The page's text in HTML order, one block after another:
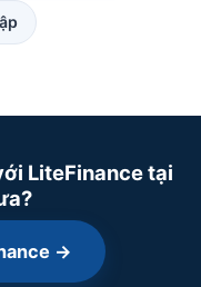
LiteFinance tại
→